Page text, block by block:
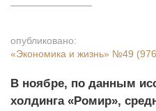
опубликовано:
«Экономика и жизнь» №49
В ноябре, по данным
холдинга «Ромир»,